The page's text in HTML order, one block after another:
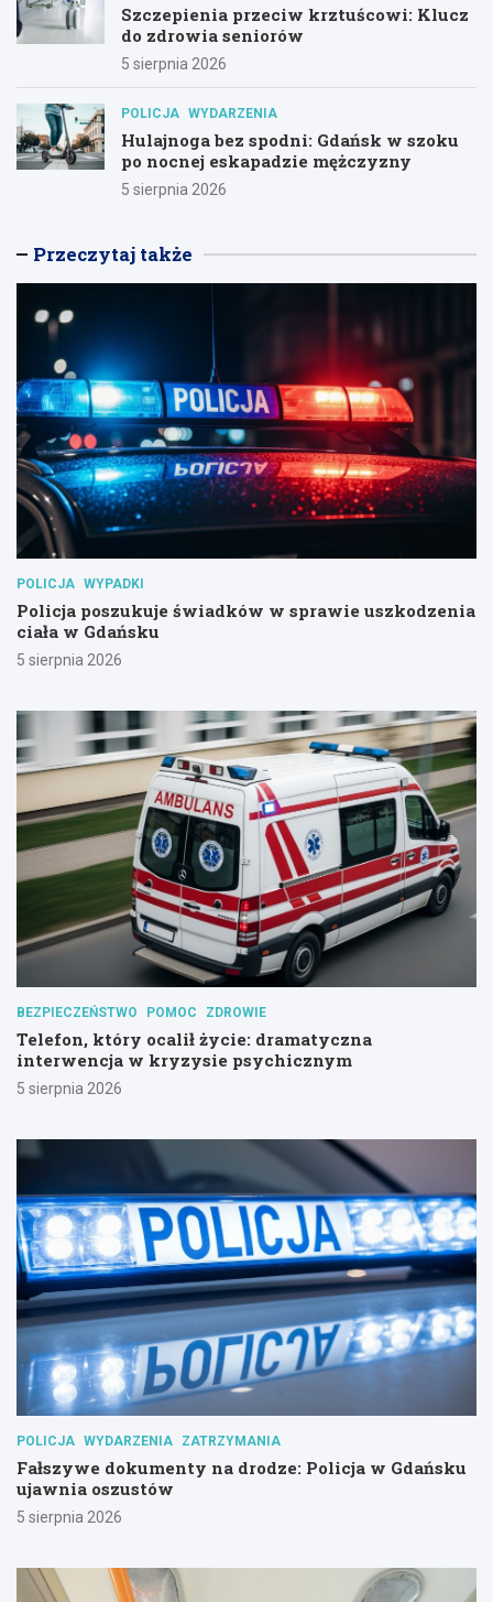
Szczepienia przeciw krztuścowi: Klucz
do zdrowia seniorów
5 sierpnia 2026
POLICJA WYDARZENIA
Hulajnoga bez spodni: Gdańsk w szoku
po nocnej eskapadzie mężczyzny
5 sierpnia 2026
Przeczytaj także
POLICJA WYPADKI
Policja poszukuje świadków w sprawie uszkodzenia
ciała w Gdańsku
5 sierpnia 2026
BEZPIECZEŃSTWO POMOC ZDROWIE
Telefon, który ocalił życie: dramatyczna
interwencja w kryzysie psychicznym
5 sierpnia 2026
POLICJA WYDARZENIA ZATRZYMANIA
Fałszywe dokumenty na drodze: Policja w Gdańsku
ujawnia oszustów
5 sierpnia 2026